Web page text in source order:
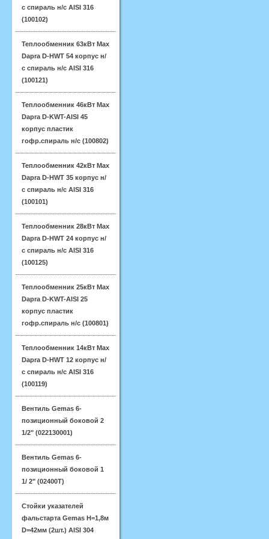
с спираль н/с AISI 316
(100102)
Теплообменник 63кВт Max
Dapra D-HWT 54 корпус н/
с спираль н/с AISI 316
(100121)
Теплообменник 46кВт Max
Dapra D-KWT-AISI 45
корпус пластик
гофр.спираль н/с (100802)
Теплообменник 42кВт Max
Dapra D-HWT 35 корпус н/
с спираль н/с AISI 316
(100101)
Теплообменник 28кВт Max
Dapra D-HWT 24 корпус н/
с спираль н/с AISI 316
(100125)
Теплообменник 25кВт Max
Dapra D-KWT-AISI 25
корпус пластик
гофр.спираль н/с (100801)
Теплообменник 14кВт Max
Dapra D-HWT 12 корпус н/
с спираль н/с AISI 316
(100119)
Вентиль Gemas 6-
позиционный боковой 2
1/2" (022130001)
Вентиль Gemas 6-
позиционный боковой 1
1/ 2" (02400T)
Стойки указателей
фальстарта Gemas H=1,8м
D=42мм (2шт.) AISI 304